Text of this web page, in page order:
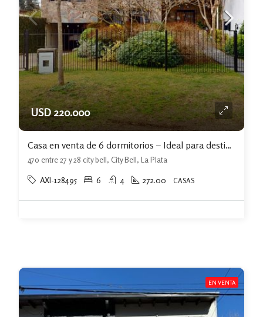
USD 220.000
Casa en venta de 6 dormitorios – Ideal para destino comercial en City Bell
470 entre 27 y 28 city bell, City Bell, La Plata
AXI-128495 6 4 272.00 CASAS
EN VENTA